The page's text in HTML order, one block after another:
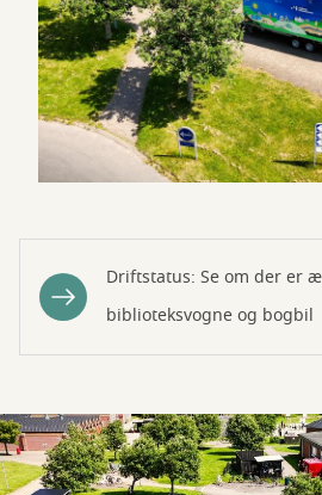
Driftstatus: Se om der er
biblioteksvogne og bogbil